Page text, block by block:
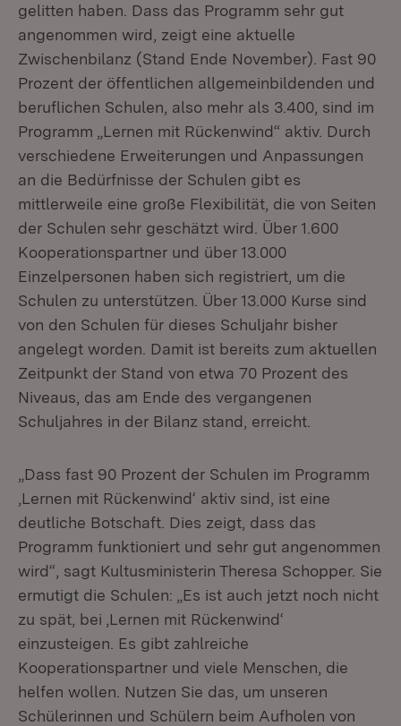
gelitten haben. Dass das Programm sehr gut
angenommen wird, zeigt eine aktuelle
Zwischenbilanz (Stand Ende November). Fast 90
Prozent der öffentlichen allgemeinbildenden und
beruflichen Schulen, also mehr als 3.400, sind im
Programm „Lernen mit Rückenwind“ aktiv. Durch
verschiedene Erweiterungen und Anpassungen
an die Bedürfnisse der Schulen gibt es
mittlerweile eine große Flexibilität, die von Seiten
der Schulen sehr geschätzt wird. Über 1.600
Kooperationspartner und über 13.000
Einzelpersonen haben sich registriert, um die
Schulen zu unterstützen. Über 13.000 Kurse sind
von den Schulen für dieses Schuljahr bisher
angelegt worden. Damit ist bereits zum aktuellen
Zeitpunkt der Stand von etwa 70 Prozent des
Niveaus, das am Ende des vergangenen
Schuljahres in der Bilanz stand, erreicht.
„Dass fast 90 Prozent der Schulen im Programm
‚Lernen mit Rückenwind‘ aktiv sind, ist eine
deutliche Botschaft. Dies zeigt, dass das
Programm funktioniert und sehr gut angenommen
wird“, sagt Kultusministerin Theresa Schopper. Sie
ermutigt die Schulen: „Es ist auch jetzt noch nicht
zu spät, bei ‚Lernen mit Rückenwind‘
einzusteigen. Es gibt zahlreiche
Kooperationspartner und viele Menschen, die
helfen wollen. Nutzen Sie das, um unseren
Schülerinnen und Schülern beim Aufholen von